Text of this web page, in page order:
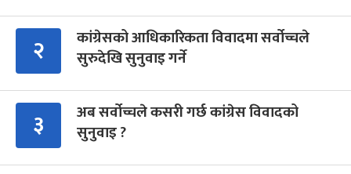
२
कांग्रेसको आधिकारिकता विवादमा सर्वोच्चले
सुरुदेखि सुनुवाइ गर्ने
३
अब सर्वोच्चले कसरी गर्छ कांग्रेस विवादको
सुनुवाइ ?